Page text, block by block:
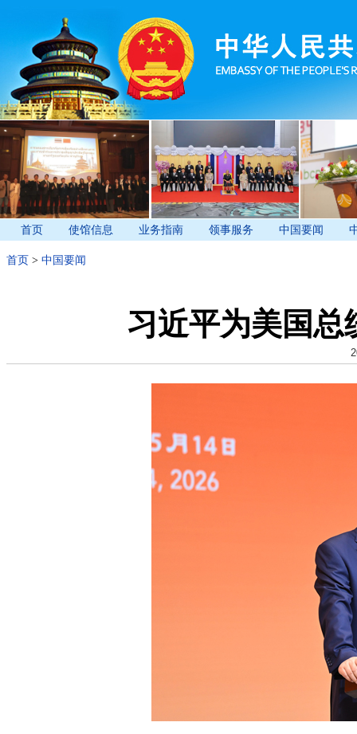
首页 使馆信息 业务指南 领事服务 中国要闻
首页 > 中国要闻
习近平为美国总